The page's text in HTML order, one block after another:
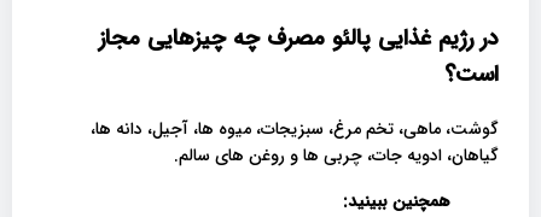
در رژیم غذایی پالئو مصرف چه چیزهایی مجاز
است؟
گوشت، ماهی، تخم مرغ، سبزیجات، میوه ها، آجیل، دانه ها،
گیاهان، ادویه جات، چربی ها و روغن های سالم.
همچنین ببینید: